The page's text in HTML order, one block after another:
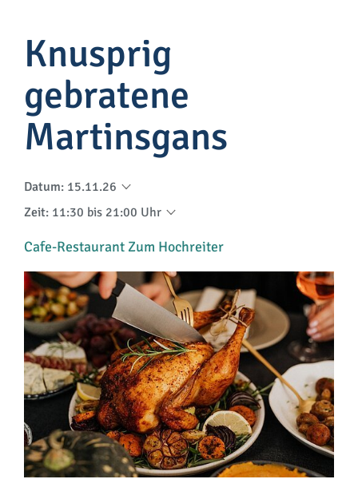
Knusprig
gebratene
Martinsgans
Datum: 15.11.26
Zeit: 11:30 bis 21:00 Uhr
Cafe-Restaurant Zum Hochreiter